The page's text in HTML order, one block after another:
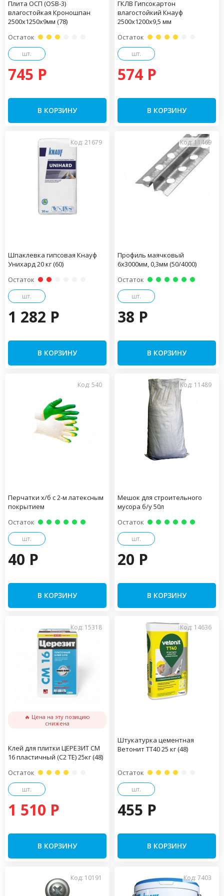
Плита ОСП (OSB-3)
влагостойкая Кроношпан
2500х1250х9мм (78)
Остаток
шт.
745 P
В КОРЗИНУ
ГКЛВ Гипсокартон
влагостойкий Кнауф
2500х1200х9,5 мм
Остаток
шт.
574 P
В КОРЗИНУ
Код: 21679
Шпаклевка гипсовая Кнауф
Унихард 20 кг (60)
Остаток
шт.
1 282 P
В КОРЗИНУ
Код: 11469
Профиль маячковый
6х3000мм, 0,3мм (50/4000)
Остаток
шт.
38 P
В КОРЗИНУ
Код: 540
Перчатки х/б с 2-м латексным
покрытием
Остаток
шт.
40 P
В КОРЗИНУ
Код: 11489
Мешок для строительного
мусора б/у 50л
Остаток
шт.
20 P
В КОРЗИНУ
Код: 15318
🔥 Цена на эту позицию
снижена
Клей для плитки ЦЕРЕЗИТ CM
16 пластичный (С2 ТЕ) 25кг (48)
Остаток
шт.
1 510 P
В КОРЗИНУ
Код: 14636
Штукатурка цементная
Ветонит ТТ40 25 кг (48)
Остаток
шт.
455 P
В КОРЗИНУ
Код: 10191 Код: 7403